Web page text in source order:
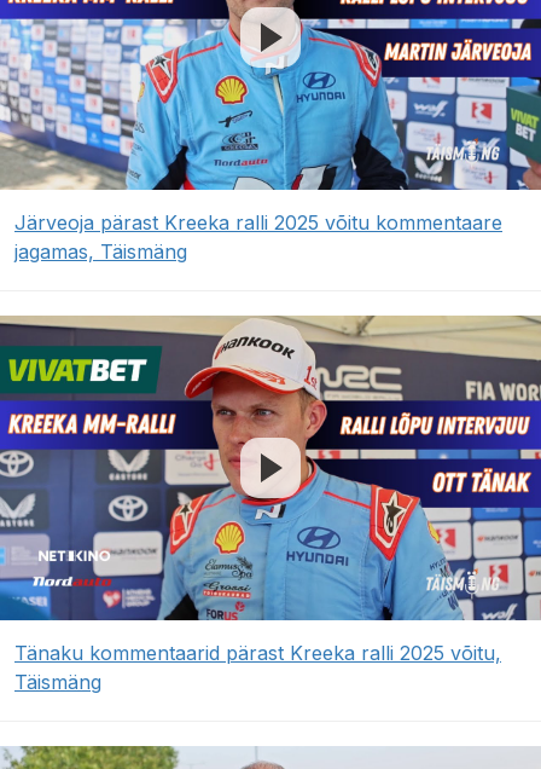
Järveoja pärast Kreeka ralli 2025 võitu kommentaare
jagamas, Täismäng
Tänaku kommentaarid pärast Kreeka ralli 2025 võitu,
Täismäng